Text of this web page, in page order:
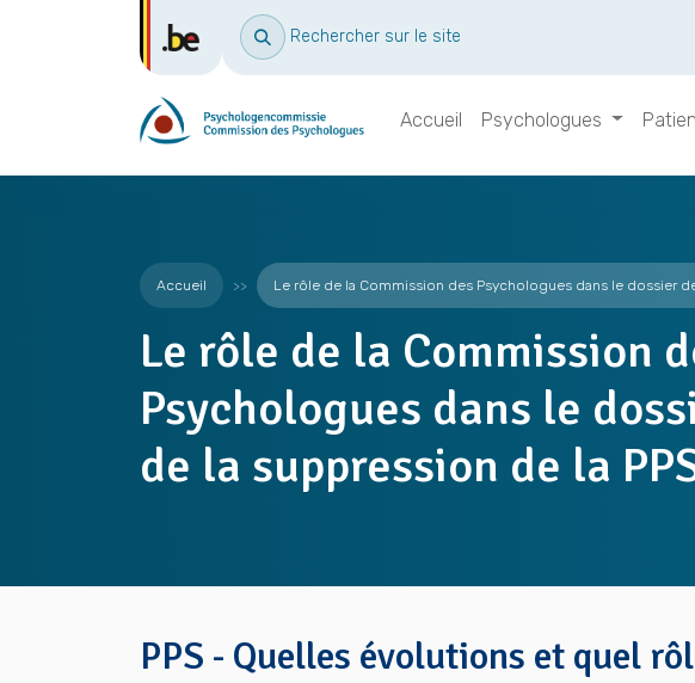
Rechercher sur le site
Accueil Psychologues
Accueil Le rôle de la Commission des Psychologues dans le dossier
Le rôle de la Commission
Psychologues dans le
de la suppression de la
PPS - Quelles évolutions et quel